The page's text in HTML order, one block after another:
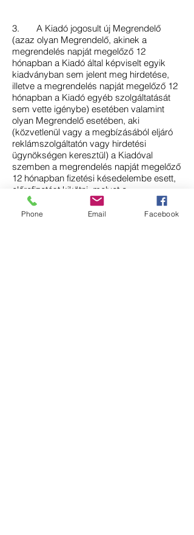
3. A Kiadó jogosult új Megrendelő
(azaz olyan Megrendelő, akinek a
megrendelés napját megelőző 12
hónapban a Kiadó által képviselt egyik
kiadványban sem jelent meg hirdetése,
illetve a megrendelés napját megelőző 12
hónapban a Kiadó egyéb szolgáltatását
sem vette igénybe) esetében valamint
olyan Megrendelő esetében, aki
(közvetlenül vagy a megbízásából eljáró
reklámszolgáltatón vagy hirdetési
ügynökségen keresztül) a Kiadóval
szemben a megrendelés napját megelőző
12 hónapban fizetési késedelembe esett,
előrefizetést kikötni, melyet a
Megrendelőnek a Kiadó által kiállított
számla fizetésihatáridejéig kell teljesítenie.
Phone Email Facebook